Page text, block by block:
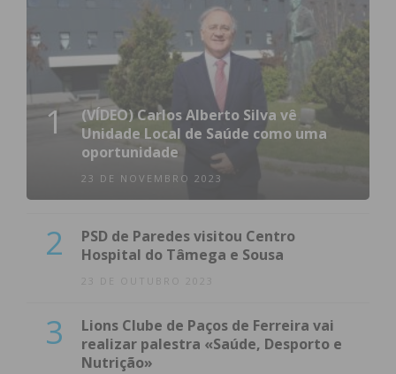
1
(VÍDEO) Carlos Alberto Silva vê
Unidade Local de Saúde como uma
oportunidade
23 DE NOVEMBRO 2023
2
PSD de Paredes visitou Centro
Hospital do Tâmega e Sousa
23 DE OUTUBRO 2023
3
Lions Clube de Paços de Ferreira vai
realizar palestra «Saúde, Desporto e
Nutrição»